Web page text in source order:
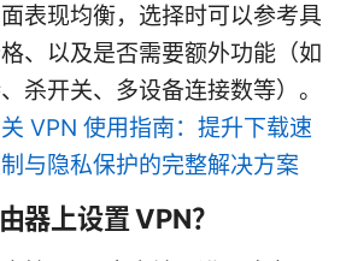
表现均衡，选择时可以参考具
、以及是否需要额外功能（如
杀开关、多设备连接数等）。
VPN 使用指南：提升下载速
与隐私保护的完整解决方案
器上设置 VPN？